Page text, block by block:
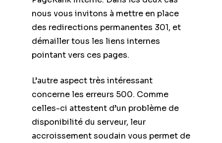
nous vous invitons à mettre en place
des redirections permanentes 301, et
démailler tous les liens internes
pointant vers ces pages.
L’autre aspect très intéressant
concerne les erreurs 500. Comme
celles-ci attestent d’un problème de
disponibilité du serveur, leur
accroissement soudain vous permet de